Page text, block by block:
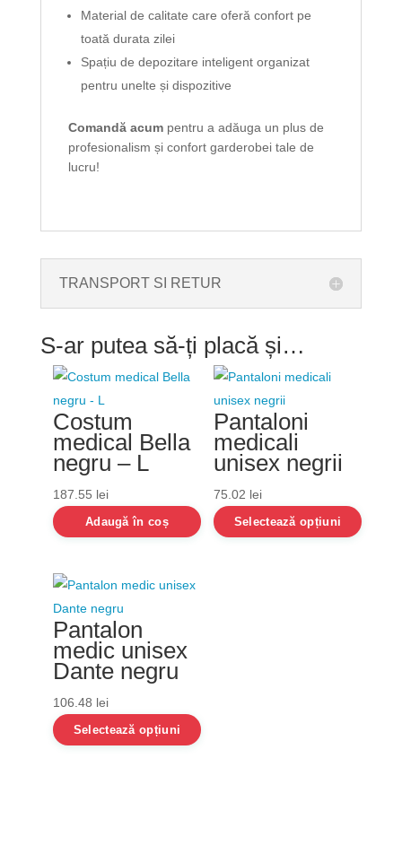
Material de calitate care oferă confort pe
toată durata zilei
Spațiu de depozitare inteligent organizat
pentru unelte și dispozitive
Comandă acumpentru a adăuga un plus de
profesionalism și confort garderobei tale de
lucru!
TRANSPORT SI RETUR
S-ar putea să-ți placă și…
Costum
medical Bella
negru – L
187.55 lei
Adaugă în coș
Pantaloni
medicali
unisex negrii
75.02 lei
Selectează opțiuni
Pantalon
medic unisex
Dante negru
106.48 lei
Selectează opțiuni